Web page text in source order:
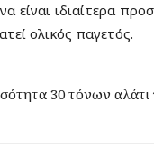
ιδιαίτερα
ολικός παγετός.
30 τόνων